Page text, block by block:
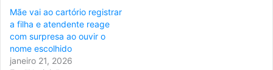
Mãe vai ao cartório registrar
a filha e atendente reage
com surpresa ao ouvir o
nome escolhido
janeiro 21, 2026